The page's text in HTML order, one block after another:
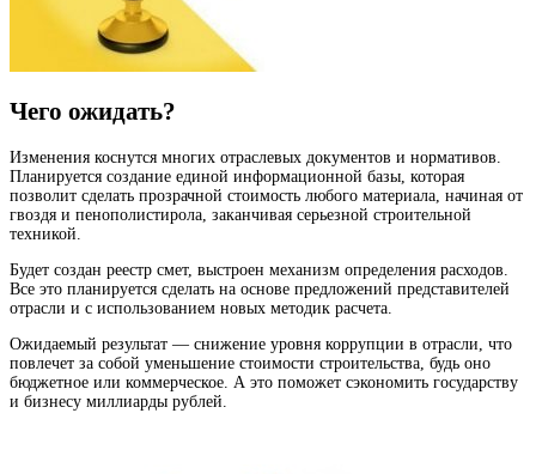
Чего ожидать?
Изменения коснутся многих отраслевых документов и нормативов.
Планируется создание единой информационной базы, которая
позволит сделать прозрачной стоимость любого материала, начиная от
гвоздя и пенополистирола, заканчивая серьезной строительной
техникой.
Будет создан реестр смет, выстроен механизм определения расходов.
Все это планируется сделать на основе предложений представителей
отрасли и с использованием новых методик расчета.
Ожидаемый результат — снижение уровня коррупции в отрасли, что
повлечет за собой уменьшение стоимости строительства, будь оно
бюджетное или коммерческое. А это поможет сэкономить государству
и бизнесу миллиарды рублей.